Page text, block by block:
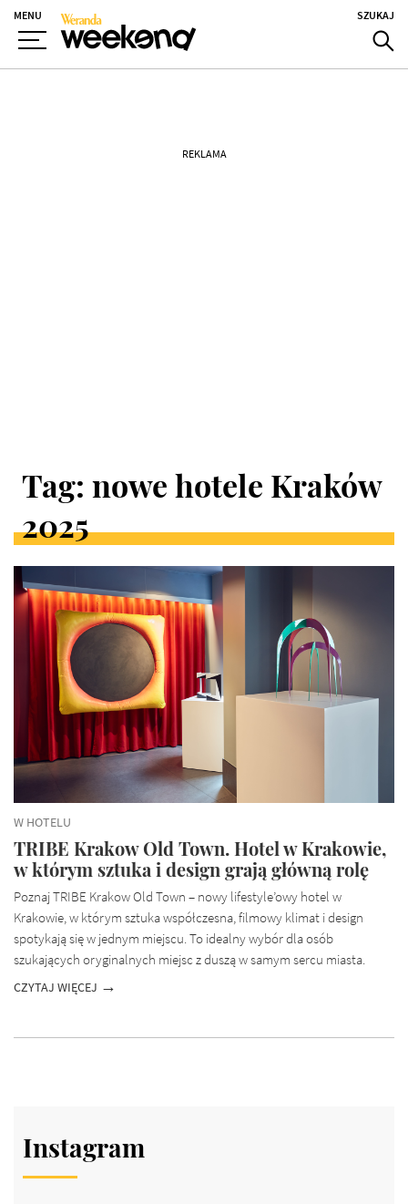
MENU SZUKAJ
REKLAMA
Tag: nowe hotele Kraków
2025
ARTYKUŁY
W
KATEGORII
W HOTELU
TRIBE Krakow Old Town. Hotel w Krakowie,
w którym sztuka i design grają główną rolę
Poznaj TRIBE Krakow Old Town – nowy lifestyle’owy hotel w
Krakowie, w którym sztuka współczesna, filmowy klimat i design
spotykają się w jednym miejscu. To idealny wybór dla osób
szukających oryginalnych miejsc z duszą w samym sercu miasta.
CZYTAJ WIĘCEJ
Instagram